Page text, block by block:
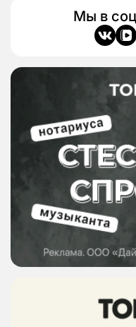
Мы в